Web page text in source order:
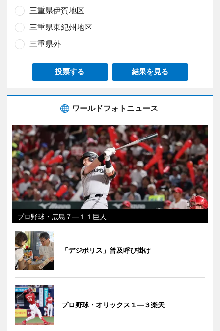
三重県伊賀地区
三重県東紀州地区
三重県外
投票する 結果を見る
ワールドフォトニュース
プロ野球・広島７―１１巨人
「デジポリス」普及呼び掛け
プロ野球・オリックス１―３楽天